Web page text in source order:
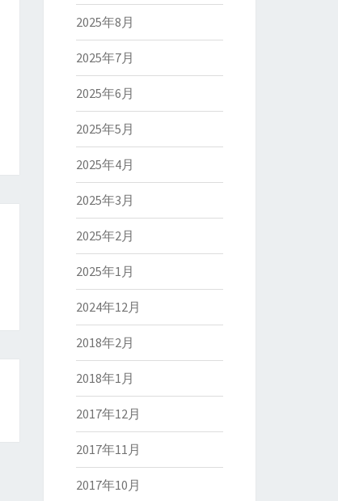
2025年8月
2025年7月
2025年6月
2025年5月
2025年4月
2025年3月
2025年2月
2025年1月
2024年12月
2018年2月
2018年1月
2017年12月
2017年11月
2017年10月